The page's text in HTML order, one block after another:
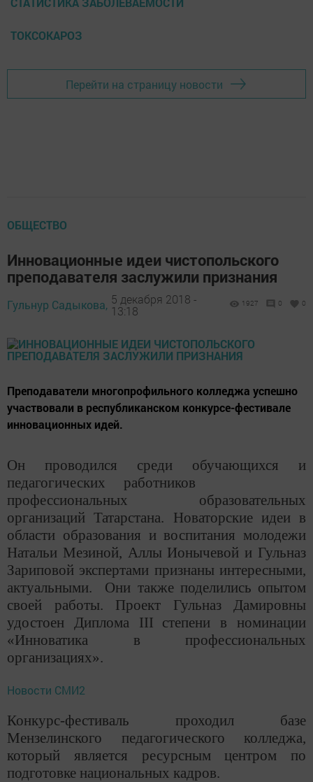
ТОКСОКАРОЗ
Перейти на страницу новости
ОБЩЕСТВО
Инновационные идеи чистопольского
преподавателя заслужили признания
Гульнур Садыкова, 5 декабря 2018 -
13:18
1927 0 0
Преподаватели многопрофильного колледжа успешно
участвовали в республиканском конкурсе-фестивале
инновационных идей.
Он проводился среди обучающихся и
педагогических работников
профессиональных образовательных
организаций Татарстана. Новаторские идеи в
области образования и воспитания молодежи
Натальи Мезиной, Аллы Ионычевой и Гульназ
Зариповой экспертами признаны интересными,
актуальными. Они также поделились опытом
своей работы. Проект Гульназ Дамировны
удостоен Диплома III степени в номинации
«Инноватика в профессиональных
организациях».
Новости СМИ2
Конкурс-фестиваль проходил базе
Мензелинского педагогического колледжа,
который является ресурсным центром по
подготовке национальных кадров.